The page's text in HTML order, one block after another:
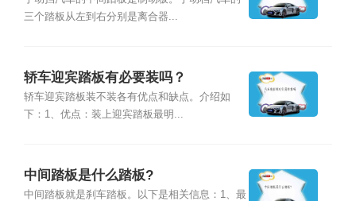
三个踏板从左到右分别是离合器...
轿车迎宾踏板有必要装吗？
轿车迎宾踏板装不装各有优点和缺点。介绍如
下：1、优点：装上迎宾踏板最明...
中间踏板是什么踏板?
中间踏板就是刹车踏板。以下是相关信息：1、最